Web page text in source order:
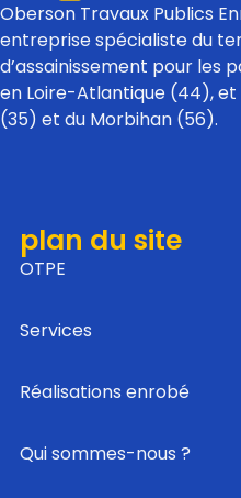
Oberson Travaux Publics
entreprise spécialiste du
d’assainissement pour les
en Loire-Atlantique (44),
(35) et du Morbihan (56).
plan du site
OTPE
Services
Réalisations enrobé
Qui sommes-nous ?